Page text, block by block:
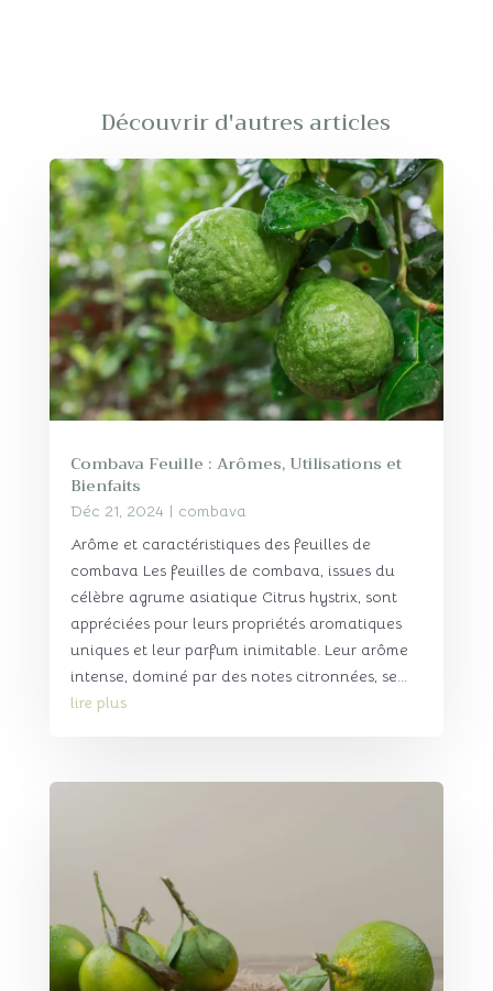
Découvrir d'autres articles
Combava Feuille : Arômes, Utilisations et
Bienfaits
Déc 21, 2024 | combava
Arôme et caractéristiques des feuilles de
combava Les feuilles de combava, issues du
célèbre agrume asiatique Citrus hystrix, sont
appréciées pour leurs propriétés aromatiques
uniques et leur parfum inimitable. Leur arôme
intense, dominé par des notes citronnées, se...
lire plus